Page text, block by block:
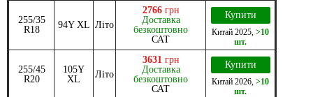
255/35
R18
94Y XL Літо
2766 грн
Доставка
безкоштовно
САТ
Купити
Китай 2025 >10
шт.
255/45
R20
105Y
XL
Літо
3631 грн
Доставка
безкоштовно
САТ
Купити
Китай 2026 >10
шт.